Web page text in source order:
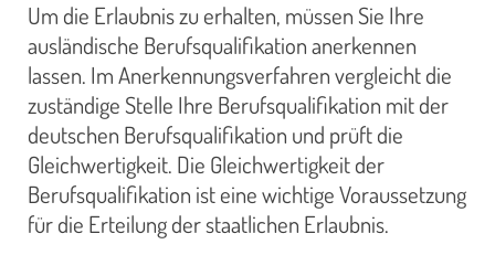
Um die Erlaubnis zu erhalten, müssen Sie Ihre
ausländische Berufsqualifikation anerkennen
lassen. Im Anerkennungsverfahren vergleicht die
zuständige Stelle Ihre Berufsqualifikation mit der
deutschen Berufsqualifikation und prüft die
Gleichwertigkeit. Die Gleichwertigkeit der
Berufsqualifikation ist eine wichtige Voraussetzung
für die Erteilung der staatlichen Erlaubnis.